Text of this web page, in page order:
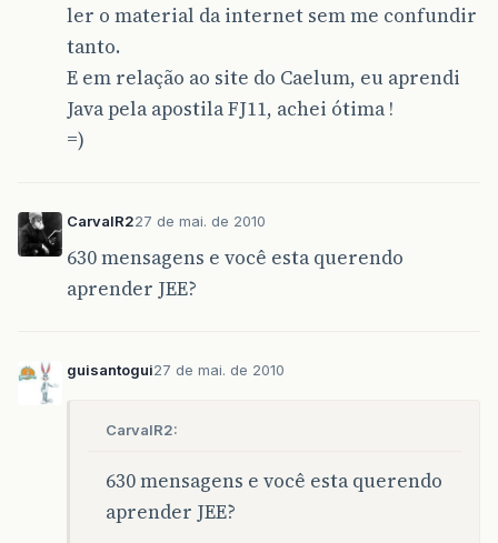
ler o material da internet sem me confundir
tanto.
E em relação ao site do Caelum, eu aprendi
Java pela apostila FJ11, achei ótima !
=)
CarvalR227 de mai. de 2010
630 mensagens e você esta querendo
aprender JEE?
guisantogui27 de mai. de 2010
CarvalR2:
630 mensagens e você esta querendo
aprender JEE?